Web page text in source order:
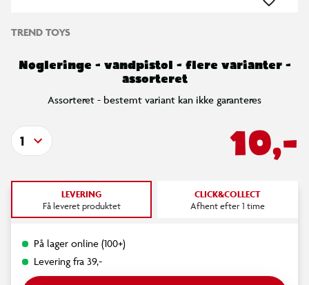
TREND TOYS
Nøgleringe - vandpistol - flere varianter -
assorteret
Assorteret - bestemt variant kan ikke garanteres
10,-
1
LEVERING
Få leveret produktet
CLICK&COLLECT
Afhent efter 1 time
På lager online (100+)
Levering fra 39,-